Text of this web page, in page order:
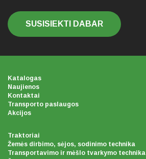
SUSISIEKTI DABAR
Katalogas
Naujienos
Kontaktai
Transporto paslaugos
Akcijos
Traktoriai
Žemės dirbimo, sėjos, sodinimo technika
Transportavimo ir mėšlo tvarkymo technika